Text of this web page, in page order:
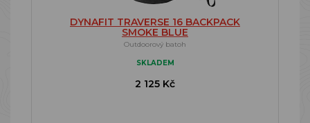
DYNAFIT TRAVERSE 16 BACKPACK
SMOKE BLUE
Outdoorový batoh
SKLADEM
2 125 Kč